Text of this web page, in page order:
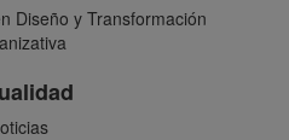
Diseño y Transformación